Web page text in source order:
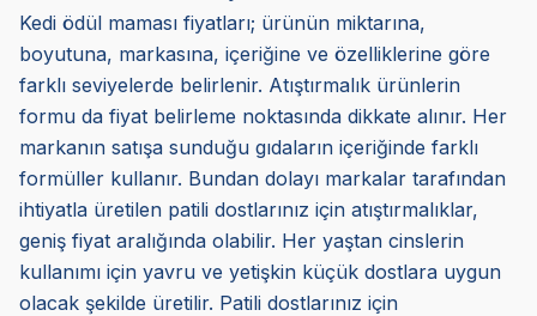
Kedi ödül maması fiyatları; ürünün miktarına,
boyutuna, markasına, içeriğine ve özelliklerine göre
farklı seviyelerde belirlenir. Atıştırmalık ürünlerin
formu da fiyat belirleme noktasında dikkate alınır. Her
markanın satışa sunduğu gıdaların içeriğinde farklı
formüller kullanır. Bundan dolayı markalar tarafından
ihtiyatla üretilen patili dostlarınız için atıştırmalıklar,
geniş fiyat aralığında olabilir. Her yaştan cinslerin
kullanımı için yavru ve yetişkin küçük dostlara uygun
olacak şekilde üretilir. Patili dostlarınız için